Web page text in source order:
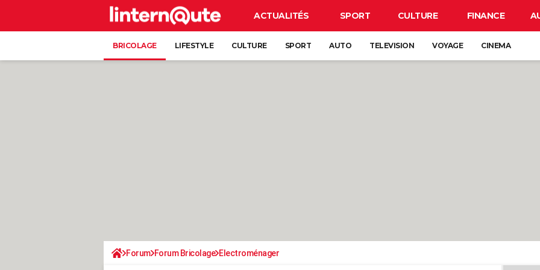
ACTUALITÉS SPORT CULTURE FINANCE
BRICOLAGE LIFESTYLE CULTURE SPORT AUTO TELEVISION VOYAGE CINEMA
Forum Forum Bricolage Electroménager